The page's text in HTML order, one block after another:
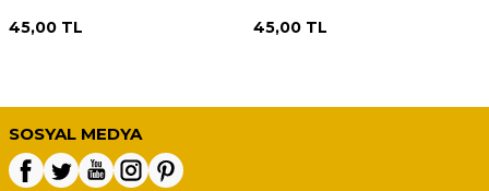
45,00 TL 45,00 TL
SOSYAL MEDYA